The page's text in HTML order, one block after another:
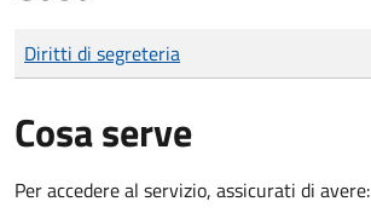
Tipo di pagamento
Importo
Diritti di segreteria
Cosa serve
Per accedere al servizio, assicurati di avere: